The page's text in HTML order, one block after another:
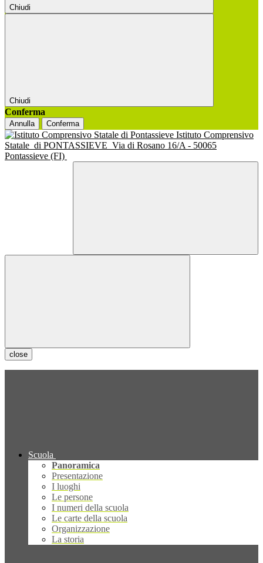
Chiudi
Chiudi
Conferma
Annulla Conferma
Istituto Comprensivo
Statale di PONTASSIEVE Via di Rosano 16/A - 50065
Pontassieve (FI)
close
Scuola
Panoramica
Presentazione
I luoghi
Le persone
I numeri della scuola
Le carte della scuola
Organizzazione
La storia